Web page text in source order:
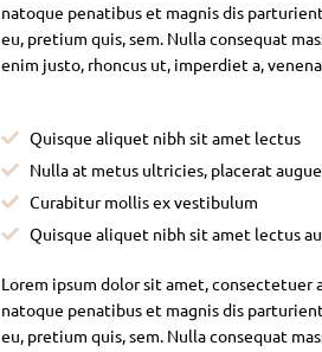
natoque penatibus et magnis dis
eu, pretium quis, sem. Nulla consequat
enim justo, rhoncus ut, imperdiet a,
Quisque aliquet nibh sit amet lectus
Nulla at metus ultricies, placerat augue
Curabitur mollis ex vestibulum
Quisque aliquet nibh sit amet lectus
Lorem ipsum dolor sit amet, consectetuer
natoque penatibus et magnis dis
eu, pretium quis, sem. Nulla consequat